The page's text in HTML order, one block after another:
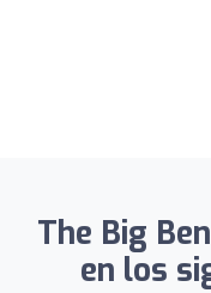
The Big
en los